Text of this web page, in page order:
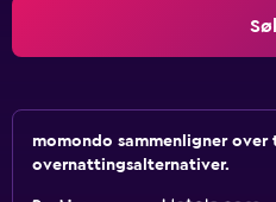
momondo sammenligner
overnattingsalternativer.